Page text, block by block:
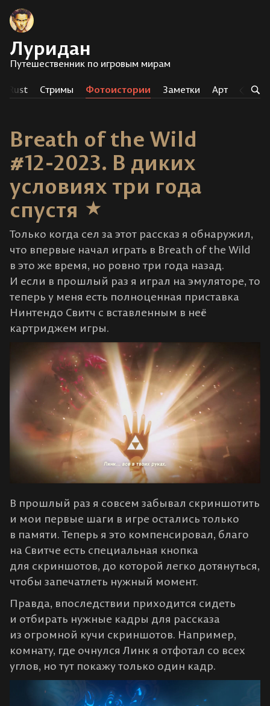
Луридан
Путешественник по игровым мирам
Rust Стримы Фотоистории Заметки Арт
Breath of the Wild
#12-2023. В диких
условиях три года
спустя
Только когда сел за этот рассказ я обнаружил,
что впервые начал играть в Breath of the Wild
в это же время, но ровно три года назад.
И если в прошлый раз я играл на эмуляторе, то
теперь у меня есть полноценная приставка
Нинтендо Свитч с вставленным в неё
картриджем игры.
В прошлый раз я совсем забывал скриншотить
и мои первые шаги в игре остались только
в памяти. Теперь я это компенсировал, благо
на Свитче есть специальная кнопка
для скриншотов, до которой легко дотянуться,
чтобы запечатлеть нужный момент.
Правда, впоследствии приходится сидеть
и отбирать нужные кадры для рассказа
из огромной кучи скриншотов. Например,
комнату, где очнулся Линк я отфотал со всех
углов, но тут покажу только один кадр.